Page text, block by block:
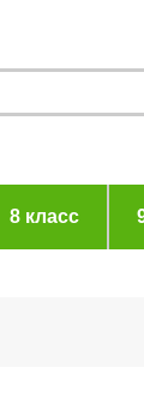
8 класс